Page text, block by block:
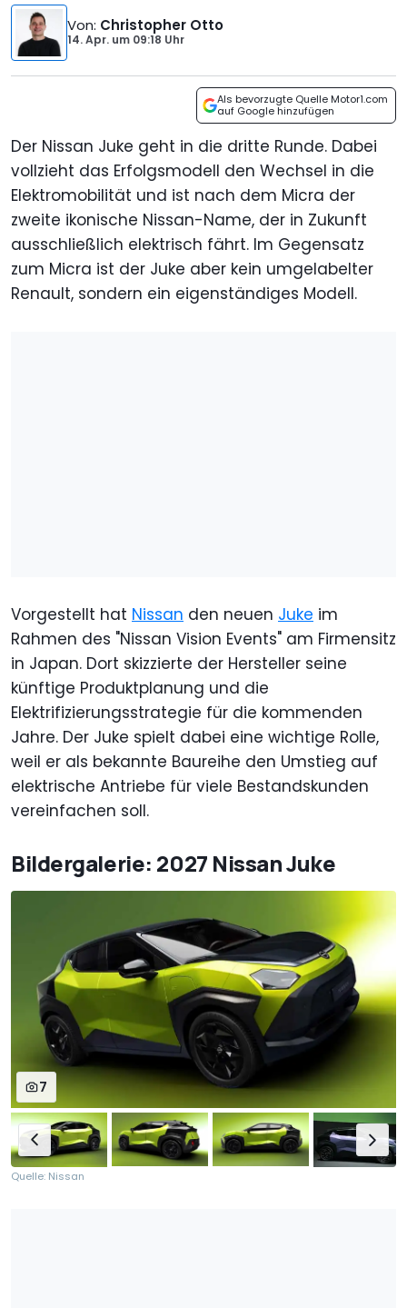
Von: Christopher Otto
14. Apr. um 09:18 Uhr
Als bevorzugte Quelle Motor1.com
auf Google hinzufügen
Der Nissan Juke geht in die dritte Runde. Dabei
vollzieht das Erfolgsmodell den Wechsel in die
Elektromobilität und ist nach dem Micra der
zweite ikonische Nissan-Name, der in Zukunft
ausschließlich elektrisch fährt. Im Gegensatz
zum Micra ist der Juke aber kein umgelabelter
Renault, sondern ein eigenständiges Modell.
Vorgestellt hat Nissan den neuen Juke im
Rahmen des "Nissan Vision Events" am Firmensitz
in Japan. Dort skizzierte der Hersteller seine
künftige Produktplanung und die
Elektrifizierungsstrategie für die kommenden
Jahre. Der Juke spielt dabei eine wichtige Rolle,
weil er als bekannte Baureihe den Umstieg auf
elektrische Antriebe für viele Bestandskunden
vereinfachen soll.
Bildergalerie: 2027 Nissan Juke
7
Quelle: Nissan